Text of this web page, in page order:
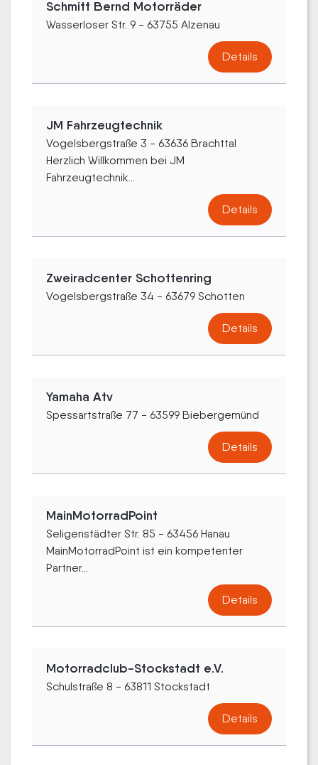
Schmitt Bernd Motorräder
Wasserloser Str. 9 - 63755 Alzenau
Details
JM Fahrzeugtechnik
Vogelsbergstraße 3 - 63636 Brachttal
Herzlich Willkommen bei JM
Fahrzeugtechnik...
Details
Zweiradcenter Schottenring
Vogelsbergstraße 34 - 63679 Schotten
Details
Yamaha Atv
Spessartstraße 77 - 63599 Biebergemünd
Details
MainMotorradPoint
Seligenstädter Str. 85 - 63456 Hanau
MainMotorradPoint ist ein kompetenter
Partner...
Details
Motorradclub-Stockstadt e.V.
Schulstraße 8 - 63811 Stockstadt
Details